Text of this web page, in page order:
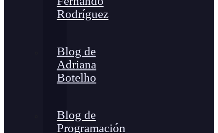
Rodríguez
Blog de
Adriana
Botelho
Blog de
Programación